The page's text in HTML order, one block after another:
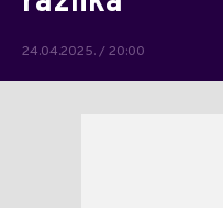
24.04.2025. / 20:00